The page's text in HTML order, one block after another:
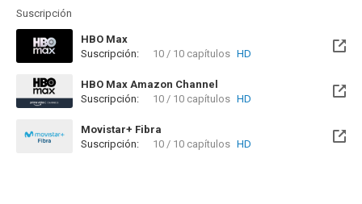
Suscripción
HBO Max
Suscripción:
10 / 10 capítulos HD
HBO Max Amazon Channel
Suscripción:
10 / 10 capítulos HD
Movistar+ Fibra
Disponible hasta el Vie, 01 Ene 2100 (Quedan 73 años)
Suscripción: 10 / 10 capítulos HD